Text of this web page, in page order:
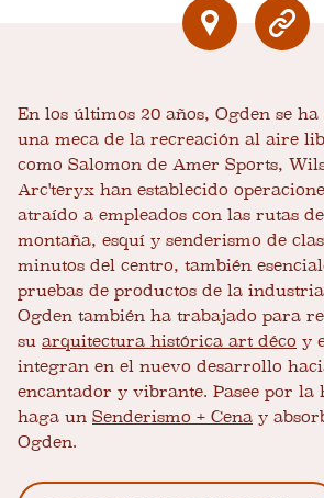
En los últimos 20 años, Ogden se
una meca de la recreación al aire
como Salomon de Amer Sports,
Arc'teryx han establecido
atraído a empleados con las rutas
montaña, esquí y senderismo de
minutos del centro, también
pruebas de productos de la
Ogden también ha trabajado para
su arquitectura histórica art déco y
integran en el nuevo desarrollo
encantador y vibrante. Pasee por la
haga un Senderismo + Cena y
Ogden.